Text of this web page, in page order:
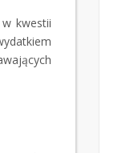
kwestii